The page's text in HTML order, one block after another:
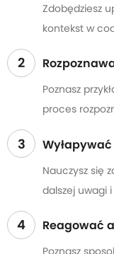
Zdobędziesz
kontekst w
2
Poznasz
proces
3
Nauczysz się
dalszej uwagi
4 Reagować
Poznasz